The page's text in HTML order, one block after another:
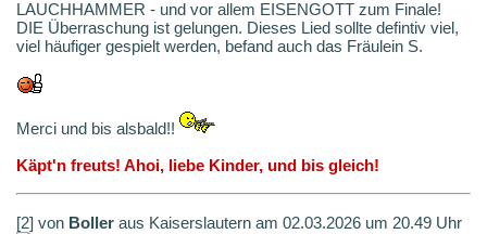
LAUCHHAMMER - und vor allem EISENGOTT zum Finale!
DIE Überraschung ist gelungen. Dieses Lied sollte defintiv viel,
viel häufiger gespielt werden, befand auch das Fräulein S.
Merci und bis alsbald!!
Käpt'n freuts! Ahoi, liebe Kinder, und bis gleich!
[2] von Boller aus Kaiserslautern am 02.03.2026 um 20.49 Uhr